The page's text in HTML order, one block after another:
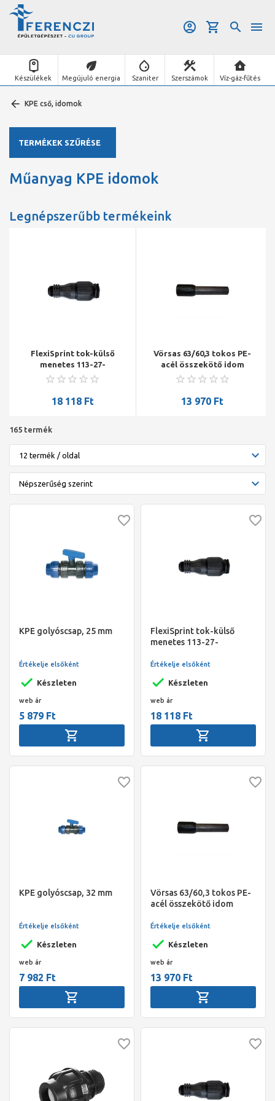
Készülékek Megújuló energia Szaniter Szerszámok Víz-gáz-fűtés
KPE cső, idomok
Műanyag KPE idomok
Legnépszerűbb termékeink
FlexiSprint tok-külső
menetes 113-27-
35x1"csatl.
18 118 Ft
Vörsas 63/60,3 tokos PE-
acél összekötő idom
PE100 SDR11 gáz Pécsi
13 970 Ft
165 termék
KPE golyóscsap, 25 mm
Készleten
Értékelje elsőként
web ár
5 879 Ft
FlexiSprint tok-külső
menetes 113-27-
Készleten
Értékelje elsőként
web ár
18 118 Ft
KPE golyóscsap, 32 mm
Készleten
Értékelje elsőként
web ár
7 982 Ft
Vörsas 63/60,3 tokos PE-
acél összekötő idom
idom
Készleten
Értékelje elsőként
web ár
13 970 Ft
TERMÉKEK SZŰRÉSE